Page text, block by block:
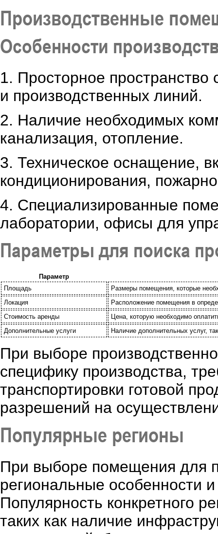
Производственные
Особенности
1. Просторное
и производственных линий.
2. Наличие необходимых
канализация, отопление.
3. Техническое оснащение,
кондиционирования,
4. Специализированные
лаборатории, офисы для
Параметры для поиска
Параметр
Площадь
Размеры помещения, которые
Локация
Расположение помещения в
Стоимость аренды
Цена, которую необходимо
Дополнительные услуги
Наличие дополнительных услуг,
При выборе
специфику производства,
транспортировки готовой
разрешений на
Популярные регионы
При выборе помещения для
региональные особенности
Популярность конкретного
таких как наличие